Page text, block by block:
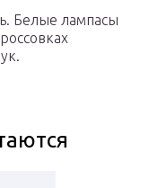
Белые лампасы